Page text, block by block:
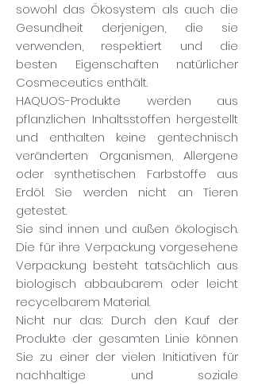
sowohl das Ökosystem als auch die
Gesundheit derjenigen, die sie
verwenden, respektiert und die
besten Eigenschaften natürlicher
Cosmeceutics enthält.
HAQUOS-Produkte werden aus
pflanzlichen Inhaltsstoffen hergestellt
und enthalten keine gentechnisch
veränderten Organismen, Allergene
oder synthetischen Farbstoffe aus
Erdöl. Sie werden nicht an Tieren
getestet.
Sie sind innen und außen ökologisch.
Die für ihre Verpackung vorgesehene
Verpackung besteht tatsächlich aus
biologisch abbaubarem oder leicht
recycelbarem Material.
Nicht nur das: Durch den Kauf der
Produkte der gesamten Linie können
Sie zu einer der vielen Initiativen für
nachhaltige und soziale